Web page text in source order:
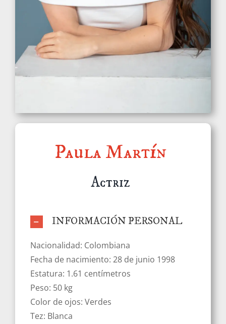
Paula Martín
Actriz
INFORMACIÓN PERSONAL
Nacionalidad: Colombiana
Fecha de nacimiento: 28 de junio 1998
Estatura: 1.61 centímetros
Peso: 50 kg
Color de ojos: Verdes
Tez: Blanca